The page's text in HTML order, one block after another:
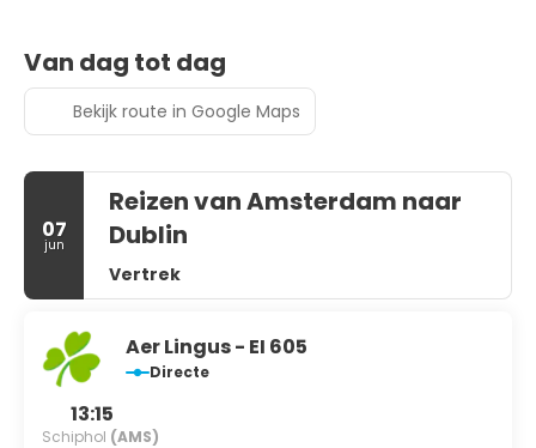
Van dag tot dag
Bekijk route in Google Maps
07
jun
Reizen van Amsterdam naar
Dublin
Vertrek
Aer Lingus - EI 605
Directe
13:15
Schiphol (AMS)